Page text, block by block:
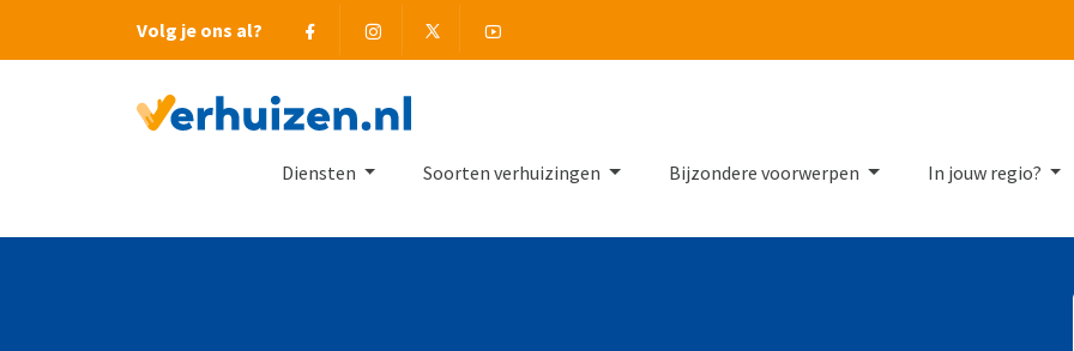
Volg je ons al? Facebook InstagramTwitter
Diensten Soorten verhuizingen Bijzondere voorwerpen In jouw regio?